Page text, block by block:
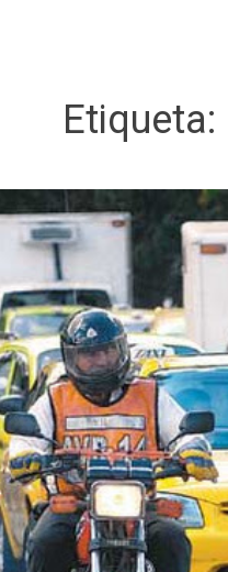
Etiqueta: